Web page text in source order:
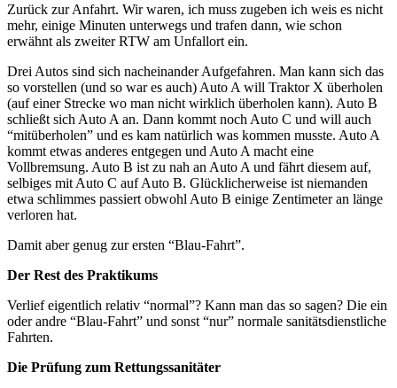
Zurück zur Anfahrt. Wir waren, ich muss zugeben ich weis es nicht
mehr, einige Minuten unterwegs und trafen dann, wie schon
erwähnt als zweiter RTW am Unfallort ein.
Drei Autos sind sich nacheinander Aufgefahren. Man kann sich das
so vorstellen (und so war es auch) Auto A will Traktor X überholen
(auf einer Strecke wo man nicht wirklich überholen kann). Auto B
schließt sich Auto A an. Dann kommt noch Auto C und will auch
“mitüberholen” und es kam natürlich was kommen musste. Auto A
kommt etwas anderes entgegen und Auto A macht eine
Vollbremsung. Auto B ist zu nah an Auto A und fährt diesem auf,
selbiges mit Auto C auf Auto B. Glücklicherweise ist niemanden
etwa schlimmes passiert obwohl Auto B einige Zentimeter an länge
verloren hat.
Damit aber genug zur ersten “Blau-Fahrt”.
Der Rest des Praktikums
Verlief eigentlich relativ “normal”? Kann man das so sagen? Die ein
oder andre “Blau-Fahrt” und sonst “nur” normale sanitätsdienstliche
Fahrten.
Die Prüfung zum Rettungssanitäter